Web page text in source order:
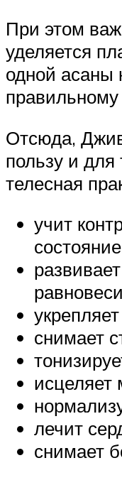
При этом
уделяется
одной асаны
Отсюда,
пользу и для
телесная
учит
снимает
исцеляет
лечит
снимает